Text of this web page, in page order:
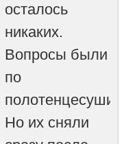
осталось
никаких.
Вопросы были
по
Но их сняли